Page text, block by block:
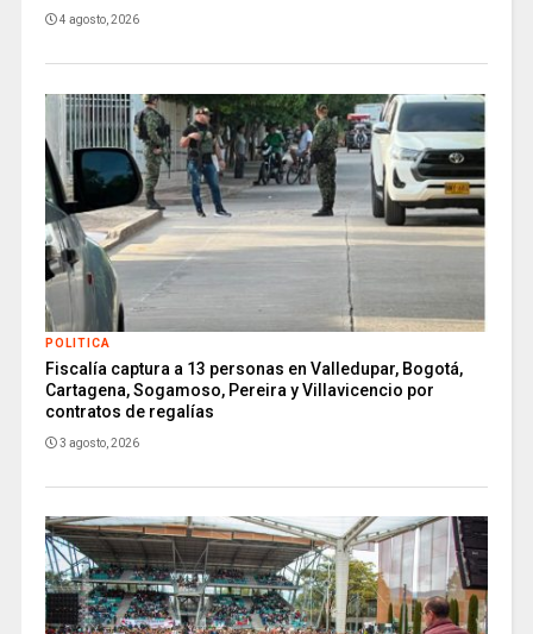
4 agosto, 2026
POLITICA
Fiscalía captura a 13 personas en Valledupar, Bogotá,
Cartagena, Sogamoso, Pereira y Villavicencio por
contratos de regalías
3 agosto, 2026